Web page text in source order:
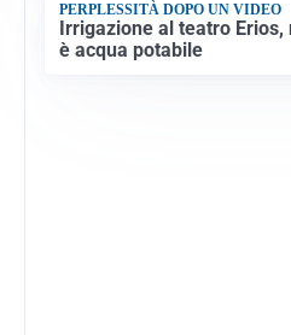
PERPLESSITÀ DOPO UN VIDEO
Irrigazione al teatro
è acqua potabile